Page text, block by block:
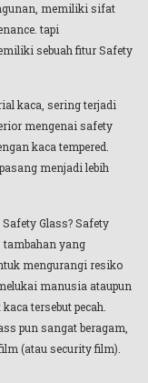
memiliki sifat
tapi
sebuah fitur Safety
kaca, sering terjadi
mengenai safety
kaca tempered.
menjadi lebih
Glass? Safety
tambahan yang
mengurangi resiko
manusia ataupun
tersebut pecah.
pun sangat beragam,
(atau security film).